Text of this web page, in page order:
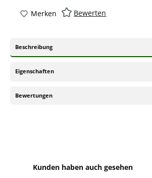
Merken Bewerten
Beschreibung
Eigenschaften
Bewertungen
Produktgalerie überspringen
Kunden haben auch gesehen